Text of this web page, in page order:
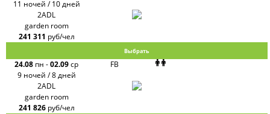
11 ночей / 10 дней
2ADL
garden room
241 311 руб/чел
Выбрать
24.08 пн -02.09ср
9 ночей / 8 дней
FB
2ADL
garden room
241 826 руб/чел